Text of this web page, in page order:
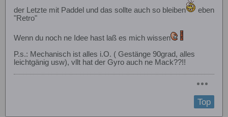
der Letzte mit Paddel und das sollte auch so bleiben
eben
"Retro"
Wenn du noch ne Idee hast laß es mich wissen
P.s.: Mechanisch ist alles i.O. ( Gestänge 90grad, alles
leichtgänig usw), vllt hat der Gyro auch ne Mack??!!
Top